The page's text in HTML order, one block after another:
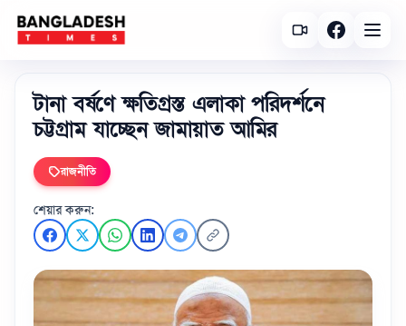
টানা বর্ষণে ক্ষতিগ্রস্ত এলাকা পরিদর্শনে
চট্টগ্রাম যাচ্ছেন জামায়াত আমির
রাজনীতি
শেয়ার করুন: